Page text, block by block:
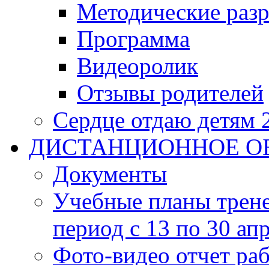
Методические
Программа
Видеоролик
Отзывы родителей
Сердце отдаю детям
ДИСТАНЦИОННОЕ
Документы
Учебные планы
период с 13 по 30
Фото-видео отчет